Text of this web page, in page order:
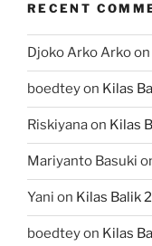
RECENT
Djoko Arko Arkoon
boedteyon Kilas
Riskiyanaon Kilas
Mariyanto Basuki
Yani on Kilas Balik
boedteyon Kilas